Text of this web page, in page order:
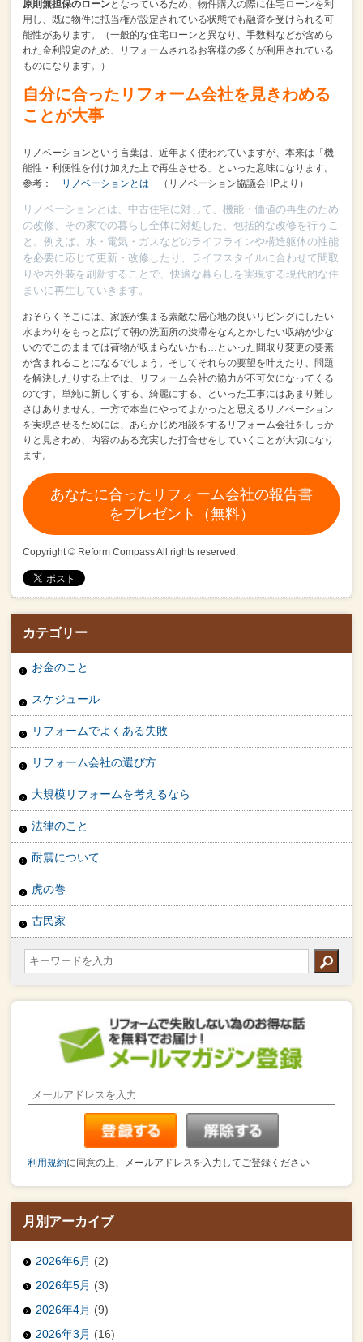
原則無担保のローンとなっているため、 物件購入の際に住宅ローンを利
用し、既に物件に抵当権が設定されている状態でも融資を受けられる可
能性があります。
（一般的な住宅ローンと異なり、手数料などが含めら
れた金利設定のため、
リフォームされるお客様の多くが利用されている
ものになります。）
自分に合ったリフォーム会社を見きわめる
ことが大事
リノベーションという言葉は、近年よく使われていますが、 本来は「機
能性・利便性を付け加えた上で再生させる」といった意味になります。
参考：
リノベーションとは （リノベーション協議会HPより）
リノベーションとは、中古住宅に対して、機能・価値の再生のため
の改修、その家での暮らし全体に対処した、包括的な改修を行うこ
と。例えば、水・電気・ガスなどのライフラインや構造躯体の性能
を必要に応じて更新・改修したり、ライフスタイルに合わせて間取
りや内外装を刷新することで、快適な暮らしを実現する現代的な住
まいに再生していきます。
おそらくそこには、 家族が集まる素敵な居心地の良いリビングにしたい
水まわりをもっと広げて朝の洗面所の渋滞をなんとかしたい収納が少な
いのでこのままでは荷物が収まらないかも…
といった間取り変更の要素
が含まれることになるでしょう。 そしてそれらの要望を叶えたり、問題
を解決したりする上では、
リフォーム会社の協力が不可欠になってくる
のです。 単純に新しくする、綺麗にする、といった工事にはあまり難し
さはありません。 一方で本当にやってよかったと思えるリノベーション
を実現させるためには、 あらかじめ相談をするリフォーム会社をしっか
りと見きわめ、 内容のある充実した打合せをしていくことが大切になり
ます。
あなたに合ったリフォーム会社の報告書
をプレゼント（無料）
Copyright © Reform Compass All rights reserved.
カテゴリー
お金のこと
スケジュール
リフォームでよくある失敗
リフォーム会社の選び方
大規模リフォームを考えるなら
法律のこと
耐震について
虎の巻
古民家
利用規約に同意の上、メールアドレスを入力してご登録ください
月別アーカイブ
2026年6月 (2)
2026年5月 (3)
2026年4月 (9)
2026年3月 (16)